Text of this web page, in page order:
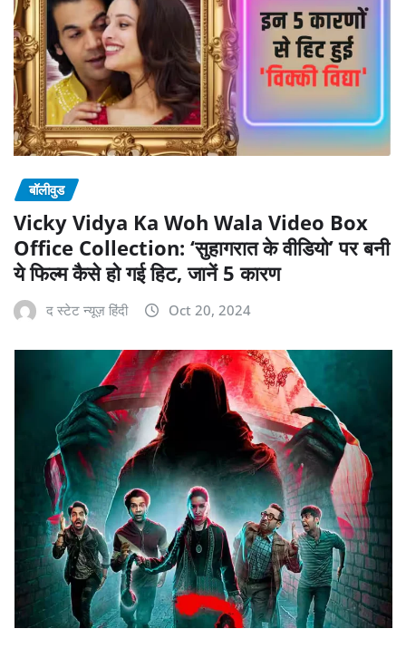
बॉलीवुड
Vicky Vidya Ka Woh Wala Video Box
Office Collection: ‘सुहागरात के वीडियो’ पर बनी
ये फिल्म कैसे हो गई हिट, जानें 5 कारण
द स्टेट न्यूज़ हिंदी Oct 20, 2024